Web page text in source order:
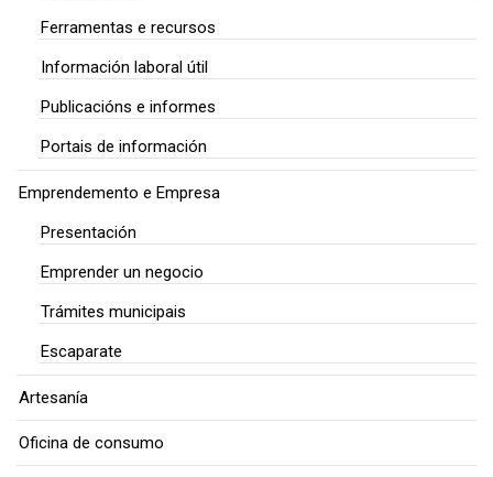
Ferramentas e recursos
Información laboral útil
Publicacións e informes
Portais de información
Emprendemento e Empresa
Presentación
Emprender un negocio
Trámites municipais
Escaparate
Artesanía
Oficina de consumo